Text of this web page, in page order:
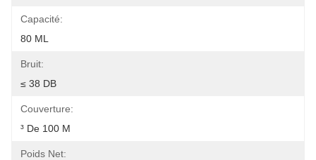
Capacité:
80 ML
Bruit:
≤ 38 DB
Couverture:
³ De 100 M
Poids Net: